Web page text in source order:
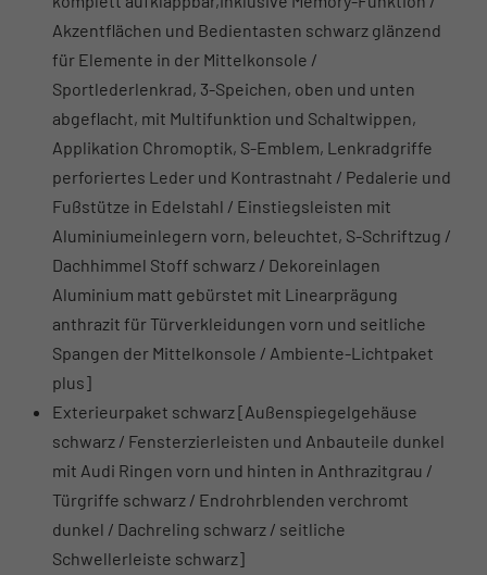
Akzentflächen und Bedientasten schwarz glänzend
für Elemente in der Mittelkonsole /
Sportlederlenkrad, 3-Speichen, oben und unten
abgeflacht, mit Multifunktion und Schaltwippen,
Applikation Chromoptik, S-Emblem, Lenkradgriffe
perforiertes Leder und Kontrastnaht / Pedalerie und
Fußstütze in Edelstahl / Einstiegsleisten mit
Aluminiumeinlegern vorn, beleuchtet, S-Schriftzug /
Dachhimmel Stoff schwarz / Dekoreinlagen
Aluminium matt gebürstet mit Linearprägung
anthrazit für Türverkleidungen vorn und seitliche
Spangen der Mittelkonsole / Ambiente-Lichtpaket
plus]
Exterieurpaket schwarz [Außenspiegelgehäuse
schwarz / Fensterzierleisten und Anbauteile dunkel
mit Audi Ringen vorn und hinten in Anthrazitgrau /
Türgriffe schwarz / Endrohrblenden verchromt
dunkel / Dachreling schwarz / seitliche
Schwellerleiste schwarz]